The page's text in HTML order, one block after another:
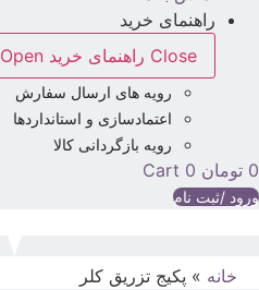
راهنمای خرید
Close راهنمای خرید
Open راهنمای خرید
رویه های ارسال سفارش
اعتمادسازی و استانداردها
رویه بازگردانی کالا
0 تومان 0
Cart
ورود /ثبت نام
خانه » پکیج تزریق کلر